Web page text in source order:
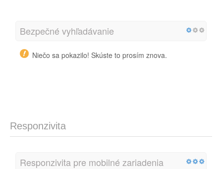
Bezpečné vyhľadávanie
Niečo sa pokazilo! Skúste to prosím znova.
Responzivita
Responzivita pre mobilné zariadenia